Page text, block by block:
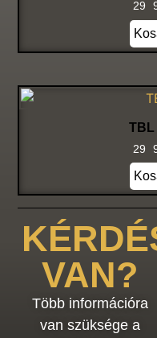
29
29
VAN?
Több információra
van szüksége a